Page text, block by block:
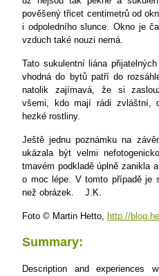
pověšený třicet centimetrů od
i odpoledního slunce. Okno je
vzduch také nouzi nemá.
Tato sukulentní liána
vhodná do bytů patří do
natolik zajímavá, že si
všemi, kdo mají rádi zvláštní,
hezké rostliny.
Ještě jednu poznámku na
ukázala být velmi
tmavém podkladě úplně zanikla
o moc lépe. V tomto případě je
než obrázek.
J.K.
Foto © Martin Hetto, http://
Summary:
Description and experiences